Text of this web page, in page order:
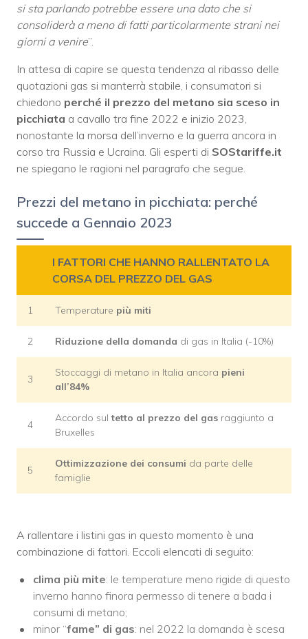
si sta parlando potrebbe essere una dato che si
consoliderà a meno di fatti particolarmente strani nei
giorni a venire”.
In attesa di capire se questa tendenza al ribasso delle
quotazioni gas si manterrà stabile, i consumatori si
chiedono perché il prezzo del metano sia sceso in
picchiata a cavallo tra fine 2022 e inizio 2023,
nonostante la morsa dell’inverno e la guerra ancora in
corso tra Russia e Ucraina. Gli esperti di SOStariffe.it
ne spiegano le ragioni nel paragrafo che segue.
Prezzi del metano in picchiata: perché
succede a Gennaio 2023
I FATTORI CHE HANNO RALLENTATO LA
CORSA DEL PREZZO DEL GAS
1 Temperature più miti
2 Riduzione della domanda di gas in Italia (-10%)
3
Stoccaggi di metano in Italia ancora pieni
all’84%
4
Accordo sultetto al prezzo del gas raggiunto a
Bruxelles
5
Ottimizzazione dei consumi da parte delle
famiglie
A rallentare i listini gas in questo momento è una
combinazione di fattori. Eccoli elencati di seguito:
clima più mite: le temperature meno rigide di questo
inverno hanno finora permesso di tenere a bada i
consumi di metano;
minor “fame” di gas: nel 2022 la domanda è scesa